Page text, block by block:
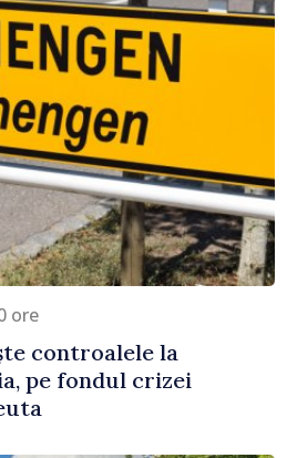
ore
controalele la
pe fondul crizei